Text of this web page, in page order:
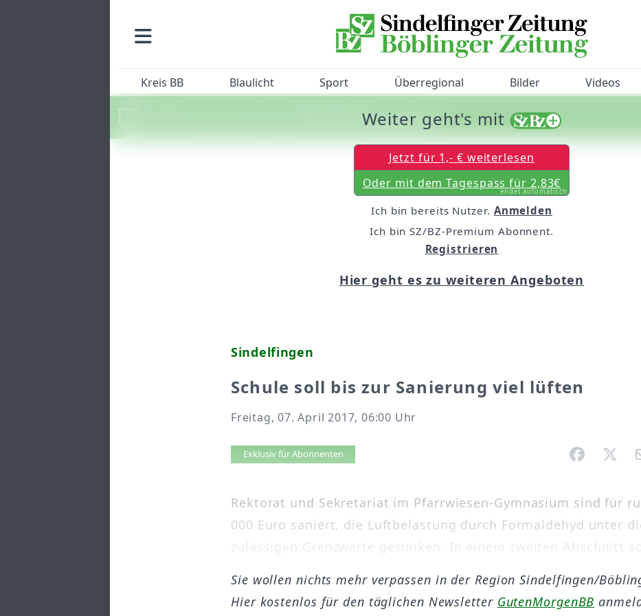
Kreis BB Blaulicht Sport Überregional Bilder Videos
Machen Sie mit beim SZ/BZ-Bürgerbarometer!
Sindelfingen
Schule soll bis zur Sanierung viel lüften
Freitag, 07. April 2017, 06:00 Uhr
Artikel vorlesen
Exklusiv für Abonnenten
Rektorat und Sekretariat im Pfarrwiesen-Gymnasium sind für
000 Euro saniert, die Luftbelastung durch Formaldehyd unter
zulässigen Grenzwerte gesunken. In einem zweiten Abschnitt
Weiter geht's mit
Jetzt für 1,- € weiterlesen
Oder mit dem Tagespass für 2,83€
endet automatisch
Ich bin bereits Nutzer. Anmelden
Ich bin SZ/BZ-Premium Abonnent.
Registrieren
Hier geht es zu weiteren Angeboten
Sie wollen nichts mehr verpassen in der Region Sindelfingen/
Hier kostenlos für den täglichen Newsletter GutenMorgenBB